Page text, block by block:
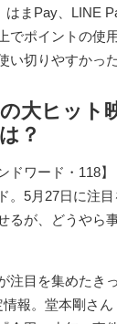
はまPay、LINE
でポイントの使
い切りやすかった
大ヒット
？
ドワード・118
。5月27日に注
るが、どうやら
注目を集めた
報。堂本剛さ